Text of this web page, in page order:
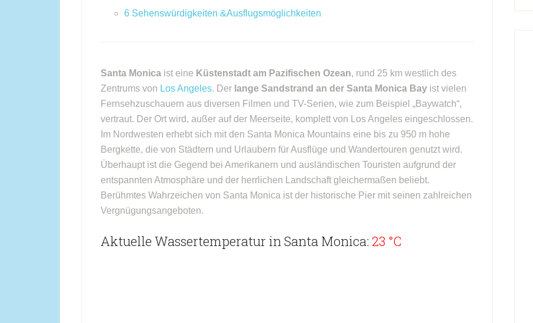
6 Sehenswürdigkeiten &Ausflugsmöglichkeiten
Santa Monica ist eine Küstenstadt am Pazifischen Ozean, rund 25 km westlich des
Zentrums von Los Angeles. Der lange Sandstrand an der Santa Monica Bay ist vielen
Fernsehzuschauern aus diversen Filmen und TV-Serien, wie zum Beispiel „Baywatch“,
vertraut. Der Ort wird, außer auf der Meerseite, komplett von Los Angeles eingeschlossen.
Im Nordwesten erhebt sich mit den Santa Monica Mountains eine bis zu 950 m hohe
Bergkette, die von Städtern und Urlaubern für Ausflüge und Wandertouren genutzt wird.
Überhaupt ist die Gegend bei Amerikanern und ausländischen Touristen aufgrund der
entspannten Atmosphäre und der herrlichen Landschaft gleichermaßen beliebt.
Berühmtes Wahrzeichen von Santa Monica ist der historische Pier mit seinen zahlreichen
Vergnügungsangeboten.
Aktuelle Wassertemperatur in Santa Monica: 23 °C